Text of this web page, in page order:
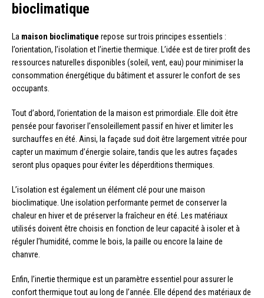
bioclimatique
La maison bioclimatique repose sur trois principes essentiels :
l’orientation, l’isolation et l’inertie thermique. L’idée est de tirer profit des
ressources naturelles disponibles (soleil, vent, eau) pour minimiser la
consommation énergétique du bâtiment et assurer le confort de ses
occupants.
Tout d’abord, l’orientation de la maison est primordiale. Elle doit être
pensée pour favoriser l’ensoleillement passif en hiver et limiter les
surchauffes en été. Ainsi, la façade sud doit être largement vitrée pour
capter un maximum d’énergie solaire, tandis que les autres façades
seront plus opaques pour éviter les déperditions thermiques.
L’isolation est également un élément clé pour une maison
bioclimatique. Une isolation performante permet de conserver la
chaleur en hiver et de préserver la fraîcheur en été. Les matériaux
utilisés doivent être choisis en fonction de leur capacité à isoler et à
réguler l’humidité, comme le bois, la paille ou encore la laine de
chanvre.
Enfin, l’inertie thermique est un paramètre essentiel pour assurer le
confort thermique tout au long de l’année. Elle dépend des matériaux de